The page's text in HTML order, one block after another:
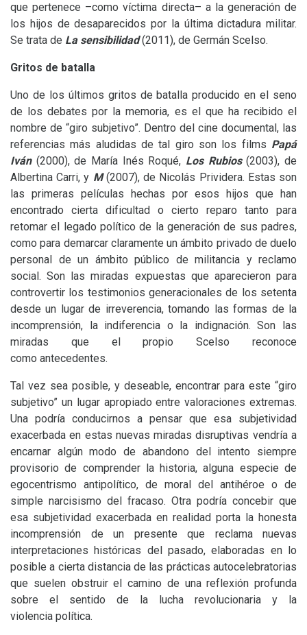
que pertenece –como víctima directa– a la generación de
los hijos de desaparecidos por la última dictadura militar.
Se trata de La sensibilidad (2011), de Germán Scelso.
Gritos de batalla
Uno de los últimos gritos de batalla producido en el seno
de los debates por la memoria, es el que ha recibido el
nombre de “giro subjetivo”. Dentro del cine documental, las
referencias más aludidas de tal giro son los films Papá
Iván(2000), de María Inés Roqué, Los Rubios(2003), de
Albertina Carri, y M (2007), de Nicolás Prividera. Estas son
las primeras películas hechas por esos hijos que han
encontrado cierta dificultad o cierto reparo tanto para
retomar el legado político de la generación de sus padres,
como para demarcar claramente un ámbito privado de duelo
personal de un ámbito público de militancia y reclamo
social. Son las miradas expuestas que aparecieron para
controvertir los testimonios generacionales de los setenta
desde un lugar de irreverencia, tomando las formas de la
incomprensión, la indiferencia o la indignación. Son las
miradas que el propio Scelso reconoce
como antecedentes.
Tal vez sea posible, y deseable, encontrar para este “giro
subjetivo” un lugar apropiado entre valoraciones extremas.
Una podría conducirnos a pensar que esa subjetividad
exacerbada en estas nuevas miradas disruptivas vendría a
encarnar algún modo de abandono del intento siempre
provisorio de comprender la historia, alguna especie de
egocentrismo antipolítico, de moral del antihéroe o de
simple narcisismo del fracaso. Otra podría concebir que
esa subjetividad exacerbada en realidad porta la honesta
incomprensión de un presente que reclama nuevas
interpretaciones históricas del pasado, elaboradas en lo
posible a cierta distancia de las prácticas autocelebratorias
que suelen obstruir el camino de una reflexión profunda
sobre el sentido de la lucha revolucionaria y la
violencia política.